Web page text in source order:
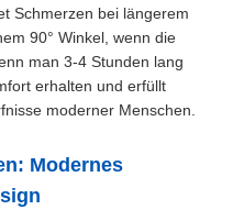
Schmerzen bei längerem
90° Winkel, wenn die
man 3-4 Stunden lang
erhalten und erfüllt
moderner Menschen.
Modernes